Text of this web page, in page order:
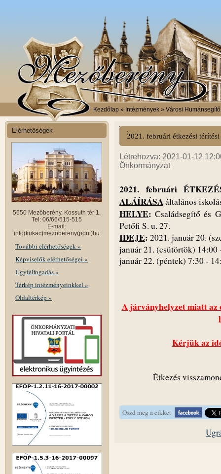
Kezdőlap » Intézmények » Városi
Elérhetőségek
5650 Mezőberény, Kossuth tér 1.
Tel: 06/66/515-515
E-mail:
info(kukac)mezobereny(pont)hu
További elérhetőségek »
Képviselők elérhetőségei »
Ügyfélfogadás »
Térkép intézményeinkkel »
Oldaltérkép »
2021. februári étkezési
Létrehozva: 2021-01-12
Önkormányzat
2021. februári
ALÁÍRÁSAáltalános
HELYE: Családsegítő és
Petőfi S. u. 27.
IDEJE: 2021. január 20.
január 21. (csütörtök) 14:00
január 22. (péntek) 7:30 -
A járványhelyzet miatt az
Kérjük az
Étkezés
Oszd meg a cikket